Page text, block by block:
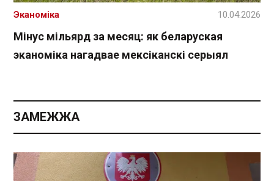
Мінус мільярд за месяц: як беларуская
эканоміка нагадвае мексіканскі серыял
Эканоміка 10.04.2026
ЗАМЕЖЖА